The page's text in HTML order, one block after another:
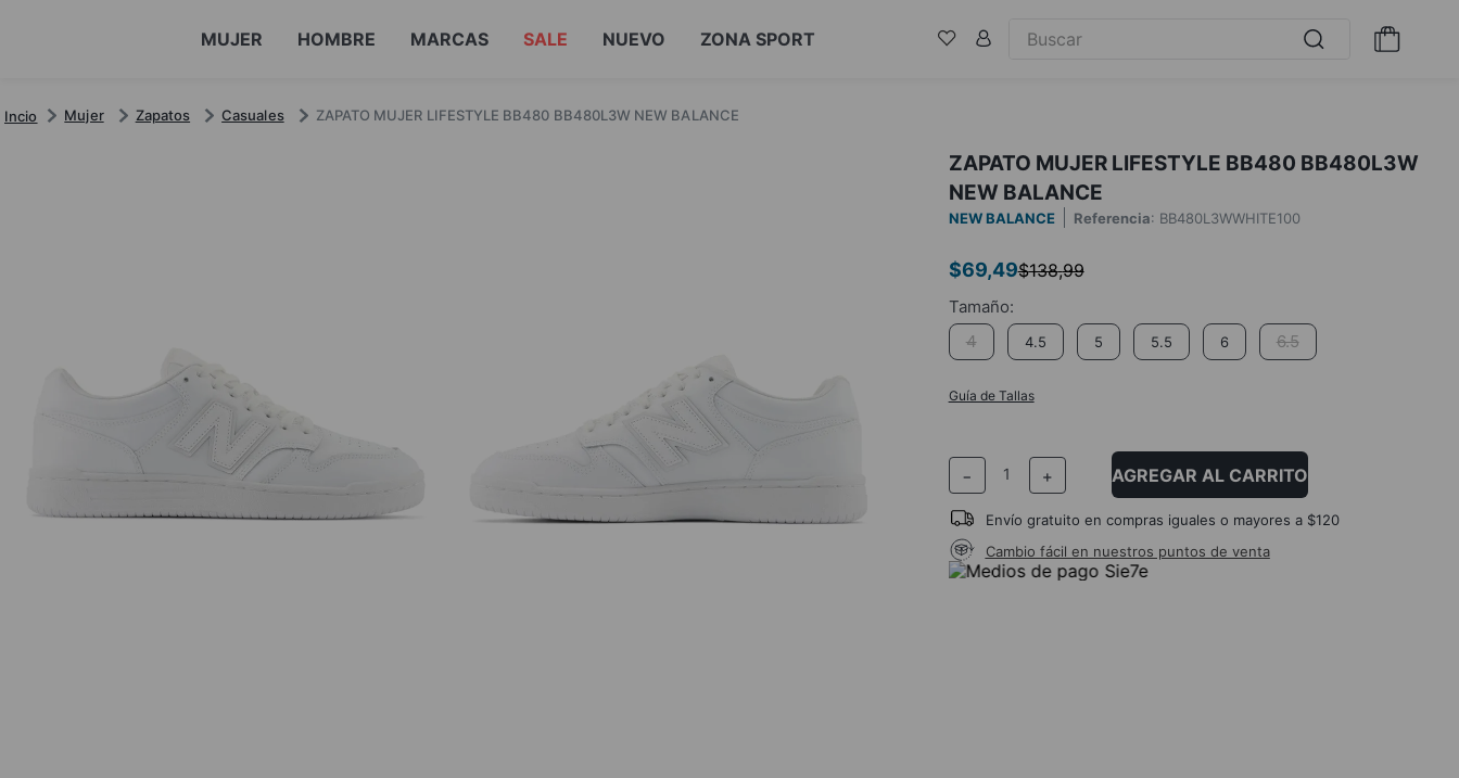
MUJER HOMBRE MARCAS SALE NUEVO ZONA SPORT
Mujer Zapatos Casuales ZAPATO MUJER LIFESTYLE BB480 BB480L3W NEW BALANCE
ZAPATO MUJER LIFESTYLE BB480 BB480L3W
NEW BALANCE
NEW BALANCE Referencia: BB480L3WWHITE100
$69,49$138,99
4 4.5 5 5.5 6 6.5
Guía de Tallas
＋
－ AGREGAR AL CARRITO
Envío gratuito en compras iguales o mayores a $120
Cambio fácil en nuestros puntos de venta